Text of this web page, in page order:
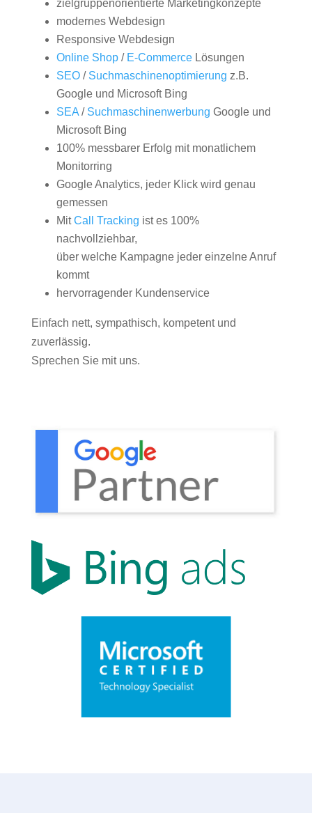
zielgruppenorientierte Marketingkonzepte
modernes Webdesign
Responsive Webdesign
Online Shop/ E-CommerceLösungen
SEO/ Suchmaschinenoptimierung z.B.
Google und Microsoft Bing
SEA/ Suchmaschinenwerbung Google und
Microsoft Bing
100% messbarer Erfolg mit monatlichem
Monitorring
Google Analytics, jeder Klick wird genau
gemessen
MitCall Tracking ist es 100%
nachvollziehbar,
über welche Kampagne jeder einzelne Anruf
kommt
hervorragender Kundenservice
Einfach nett, sympathisch, kompetent und
zuverlässig.
Sprechen Sie mit uns.